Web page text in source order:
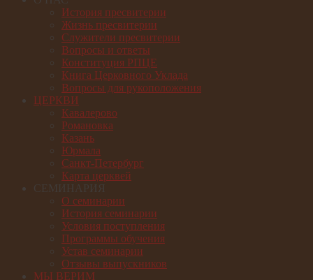
История пресвитерии
Жизнь пресвитерии
Служители пресвитерии
Вопросы и ответы
Конституция РПЦЕ
Книга Церковного Уклада
Вопросы для рукоположения
ЦЕРКВИ
Кавалерово
Романовка
Казань
Юрмала
Санкт-Петербург
Карта церквей
СЕМИНАРИЯ
О семинарии
История семинарии
Условия поступления
Программы обучения
Устав семинарии
Отзывы выпускников
МЫ ВЕРИМ